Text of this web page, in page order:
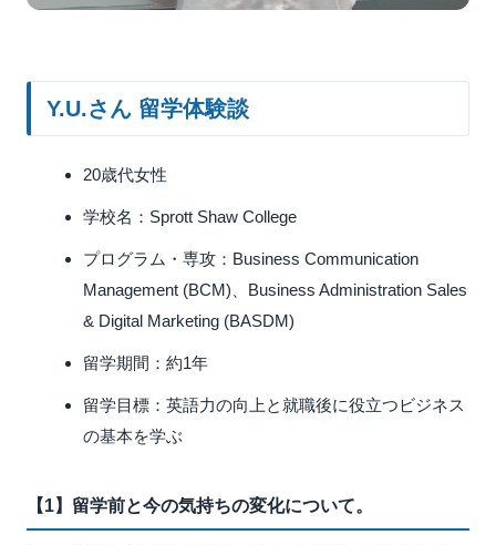
Y.U.さん 留学体験談
20歳代女性
学校名：Sprott Shaw College
プログラム・専攻：Business Communication
Management (BCM)、Business Administration Sales
& Digital Marketing (BASDM)
留学期間：約1年
留学目標：英語力の向上と就職後に役立つビジネス
の基本を学ぶ
【1】留学前と今の気持ちの変化について。